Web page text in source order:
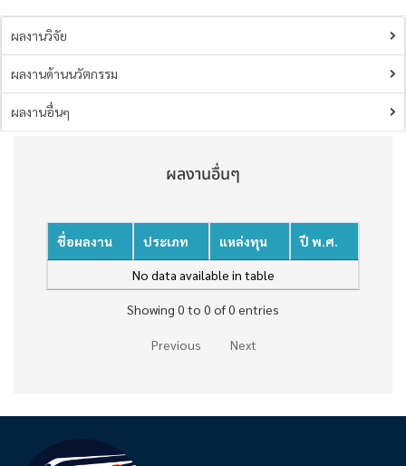
ผลงานวิจัย
ผลงานด้านนวัตกรรม
ผลงานอื่นๆ
ผลงานอื่นๆ
ชื่อผลงาน ประเภท แหล่งทุน ปี พ.ศ.
No data available in table
Showing 0 to 0 of 0 entries
Previous Next